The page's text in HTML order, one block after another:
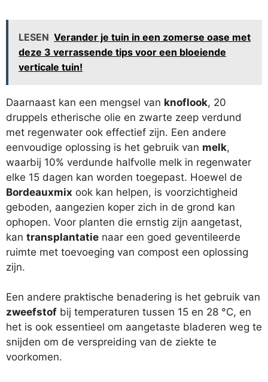
LESEN Verander je tuin in een zomerse oase met
deze 3 verrassende tips voor een bloeiende
verticale tuin!
Daarnaast kan een mengsel van knoflook, 20
druppels etherische olie en zwarte zeep verdund
met regenwater ook effectief zijn. Een andere
eenvoudige oplossing is het gebruik van melk,
waarbij 10% verdunde halfvolle melk in regenwater
elke 15 dagen kan worden toegepast. Hoewel de
Bordeauxmix ook kan helpen, is voorzichtigheid
geboden, aangezien koper zich in de grond kan
ophopen. Voor planten die ernstig zijn aangetast,
kan transplantatie naar een goed geventileerde
ruimte met toevoeging van compost een oplossing
zijn.
Een andere praktische benadering is het gebruik van
zweefstof bij temperaturen tussen 15 en 28 °C, en
het is ook essentieel om aangetaste bladeren weg te
snijden om de verspreiding van de ziekte te
voorkomen.